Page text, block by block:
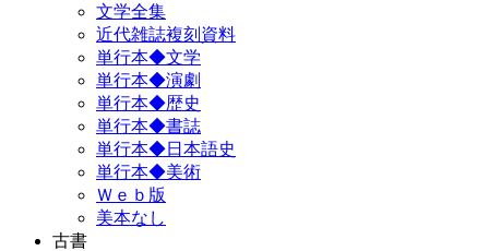
文学全集
近代雑誌複刻資料
単行本◆文学
単行本◆演劇
単行本◆歴史
単行本◆書誌
単行本◆日本語史
単行本◆美術
Ｗｅｂ版
美本なし
古書